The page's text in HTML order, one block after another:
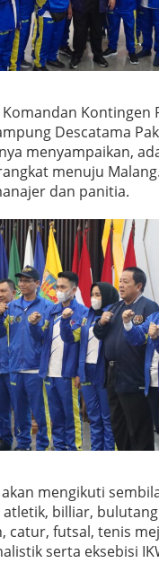
Kontingen
Descatama
menyampaikan,
menuju
dan panitia.
akan mengikuti
billiar,
catur, futsal, tenis
serta eksebisi